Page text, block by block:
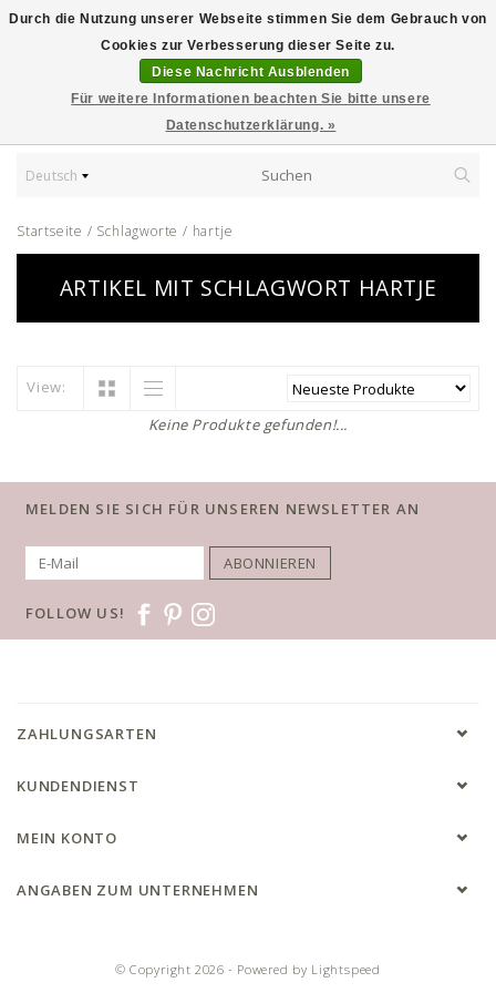
Deutsch
Startseite / Schlagworte / hartje
ARTIKEL MIT SCHLAGWORT HARTJE
View:
Keine Produkte gefunden!...
Durch die Nutzung unserer Webseite stimmen Sie dem Gebrauch von
Cookies zur Verbesserung dieser Seite zu.
Diese Nachricht Ausblenden
Für weitere Informationen beachten Sie bitte unsere
Datenschutzerklärung. »
MELDEN SIE SICH FÜR UNSEREN NEWSLETTER AN
ABONNIEREN
FOLLOW US!
ZAHLUNGSARTEN
KUNDENDIENST
MEIN KONTO
ANGABEN ZUM UNTERNEHMEN
© Copyright 2026 - Powered by Lightspeed